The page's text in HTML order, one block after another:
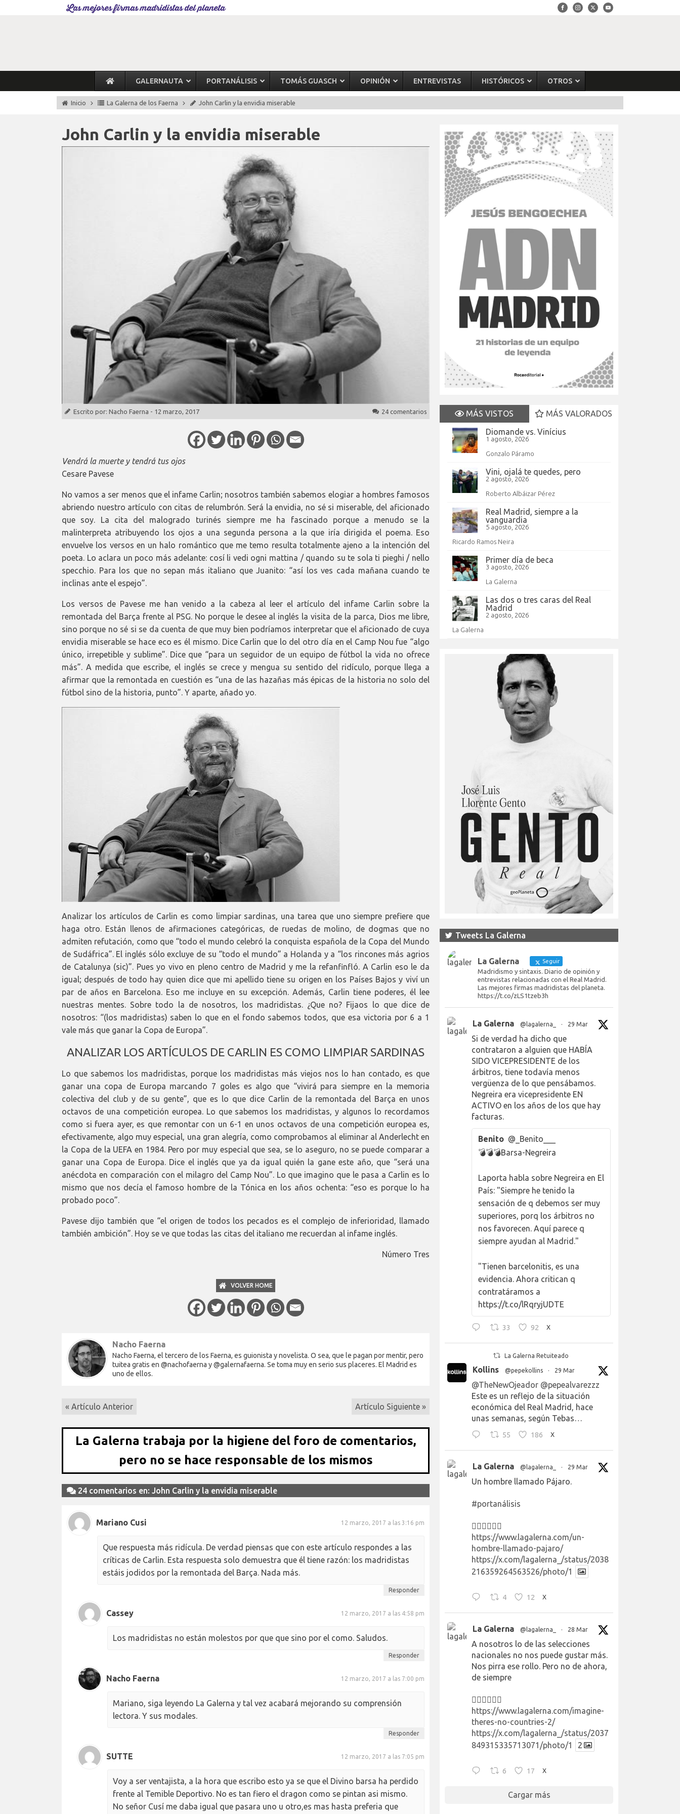
Las mejores firmas madridistas del planeta
GALERNAUTA PORTANÁLISIS TOMÁS GUASCH OPINIÓN ENTREVISTAS HISTÓRICOS OTROS
Inicio La Galerna de los Faerna John Carlin y la envidia miserable
John Carlin y la envidia miserable
Escrito por: Nacho Faerna - 12 marzo, 2017 24 comentarios
Vendrá la muerte y tendrá tus ojos
Cesare Pavese
No vamos a ser menos que el infame Carlin; nosotros también sabemos elogiar a hombres famosos
abriendo nuestro artículo con citas de relumbrón. Será la envidia, no sé si miserable, del aficionado
que soy. La cita del malogrado turinés siempre me ha fascinado porque a menudo se la
malinterpreta atribuyendo los ojos a una segunda persona a la que iría dirigida el poema. Eso
envuelve los versos en un halo romántico que me temo resulta totalmente ajeno a la intención del
poeta. Lo aclara un poco más adelante: cosí li vedi ogni mattina / quando su te sola ti pieghi / nello
specchio. Para los que no sepan más italiano que Juanito: “así los ves cada mañana cuando te
inclinas ante el espejo”.
Los versos de Pavese me han venido a la cabeza al leer el artículo del infame Carlin sobre la
remontada del Barça frente al PSG. No porque le desee al inglés la visita de la parca, Dios me libre,
sino porque no sé si se da cuenta de que muy bien podríamos interpretar que el aficionado de cuya
envidia miserable se hace eco es él mismo. Dice Carlin que lo del otro día en el Camp Nou fue “algo
único, irrepetible y sublime”. Dice que “para un seguidor de un equipo de fútbol la vida no ofrece
más”. A medida que escribe, el inglés se crece y mengua su sentido del ridículo, porque llega a
afirmar que la remontada en cuestión es “una de las hazañas más épicas de la historia no solo del
fútbol sino de la historia, punto”. Y aparte, añado yo.
Analizar los artículos de Carlin es como limpiar sardinas, una tarea que uno siempre prefiere que
haga otro. Están llenos de afirmaciones categóricas, de ruedas de molino, de dogmas que no
admiten refutación, como que “todo el mundo celebró la conquista española de la Copa del Mundo
de Sudáfrica”. El inglés sólo excluye de su “todo el mundo” a Holanda y a “los rincones más agrios
de Catalunya (sic)”. Pues yo vivo en pleno centro de Madrid y me la refanfinfló. A Carlin eso le da
igual; después de todo hay quien dice que mi apellido tiene su origen en los Países Bajos y viví un
par de años en Barcelona. Eso me incluye en su excepción. Además, Carlin tiene poderes, él lee
nuestras mentes. Sobre todo la de nosotros, los madridistas. ¿Que no? Fijaos lo que dice de
nosotros: “(los madridistas) saben lo que en el fondo sabemos todos, que esa victoria por 6 a 1
vale más que ganar la Copa de Europa”.
ANALIZAR LOS ARTÍCULOS DE CARLIN ES COMO LIMPIAR SARDINAS
Lo que sabemos los madridistas, porque los madridistas más viejos nos lo han contado, es que
ganar una copa de Europa marcando 7 goles es algo que “vivirá para siempre en la memoria
colectiva del club y de su gente”, que es lo que dice Carlin de la remontada del Barça en unos
octavos de una competición europea. Lo que sabemos los madridistas, y algunos lo recordamos
como si fuera ayer, es que remontar con un 6-1 en unos octavos de una competición europea es,
efectivamente, algo muy especial, una gran alegría, como comprobamos al eliminar al Anderlecht en
la Copa de la UEFA en 1984. Pero por muy especial que sea, se lo aseguro, no se puede comparar a
ganar una Copa de Europa. Dice el inglés que ya da igual quién la gane este año, que “será una
anécdota en comparación con el milagro del Camp Nou”. Lo que imagino que le pasa a Carlin es lo
mismo que nos decía el famoso hombre de la Tónica en los años ochenta: “eso es porque lo ha
probado poco”.
Pavese dijo también que “el origen de todos los pecados es el complejo de inferioridad, llamado
también ambición”. Hoy se ve que todas las citas del italiano me recuerdan al infame inglés.
Número Tres
VOLVER HOME
Nacho Faerna
Nacho Faerna, el tercero de los Faerna, es guionista y novelista. O sea, que le pagan por mentir, pero
tuitea gratis en @nachofaerna y @galernafaerna. Se toma muy en serio sus placeres. El Madrid es
uno de ellos.
« Artículo Anterior Artículo Siguiente »
La Galerna trabaja por la higiene del foro de comentarios,
pero no se hace responsable de los mismos
24 comentarios en: John Carlin y la envidia miserable
Mariano Cusi 12 marzo, 2017 a las 3:16 pm
Que respuesta más ridícula. De verdad piensas que con este artículo respondes a las
críticas de Carlin. Esta respuesta solo demuestra que él tiene razón: los madridistas
estáis jodidos por la remontada del Barça. Nada más.
Responder
Cassey 12 marzo, 2017 a las 4:58 pm
Los madridistas no están molestos por que que sino por el como. Saludos.
Responder
Nacho Faerna 12 marzo, 2017 a las 7:00 pm
Mariano, siga leyendo La Galerna y tal vez acabará mejorando su comprensión
lectora. Y sus modales.
Responder
SUTTE 12 marzo, 2017 a las 7:05 pm
Voy a ser ventajista, a la hora que escribo esto ya se que el Divino barsa ha perdido
frente al Temible Deportivo. No es tan fiero el dragon como se pintan asi mismo.
No señor Cusí me daba igual que pasara uno u otro,es mas hasta preferia que
MÁS VISTOS
MÁS VALORADOS
Diomande vs. Vinícius
1 agosto, 2026
Gonzalo Páramo
Vini, ojalá te quedes, pero
2 agosto, 2026
Roberto Albáizar Pérez
Real Madrid, siempre a la
vanguardia
5 agosto, 2026
Ricardo Ramos Neira
Primer día de beca
3 agosto, 2026
La Galerna
Las dos o tres caras del Real
Madrid
2 agosto, 2026
La Galerna
Tweets La Galerna
La Galerna Seguir
Madridismo y sintaxis. Diario de opinión y
entrevistas relacionadas con el Real Madrid.
Las mejores firmas madridistas del planeta.
https://t.co/zLS1tzeb3h
La Galerna @lagalerna_ · 29 Mar
Si de verdad ha dicho que
contrataron a alguien que HABÍA
SIDO VICEPRESIDENTE de los
árbitros, tiene todavía menos
vergüenza de lo que pensábamos.
Negreira era vicepresidente EN
ACTIVO en los años de los que hay
facturas.
Benito @_Benito___
💣💣💣Barsa-Negreira
Laporta habla sobre Negreira en El
País: "Siempre he tenido la
sensación de q debemos ser muy
superiores, porq los árbitros no
nos favorecen. Aquí parece q
siempre ayudan al Madrid."
"Tienen barcelonitis, es una
evidencia. Ahora critican q
contratáramos a
https://t.co/lRqryjUDTE
33 92 X
La Galerna Retuiteado
Kollins @pepekollins · 29 Mar
@TheNewOjeador @pepealvarezzz
Este es un reflejo de la situación
económica del Real Madrid, hace
unas semanas, según Tebas…
55 186 X
La Galerna @lagalerna_ · 29 Mar
Un hombre llamado Pájaro.
#portanálisis
👉🏻👉🏻👉🏻
https://www.lagalerna.com/un-
hombre-llamado-pajaro/
https://x.com/lagalerna_/status/2038
216359264563526/photo/1
4 12 X
La Galerna @lagalerna_ · 28 Mar
A nosotros lo de las selecciones
nacionales no nos puede gustar más.
Nos pirra ese rollo. Pero no de ahora,
de siempre
👉🏻👉🏻👉🏻
https://www.lagalerna.com/imagine-
theres-no-countries-2/
https://x.com/lagalerna_/status/2037
849315335713071/photo/1
2
6 17 X
Cargar más